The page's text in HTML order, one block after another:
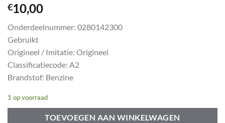
€10,00
Onderdeelnummer: 0280142300
Gebruikt
Origineel / Imitatie: Origineel
Classificatiecode: A2
Brandstof: Benzine
1 op voorraad
TOEVOEGEN AAN WINKELWAGEN